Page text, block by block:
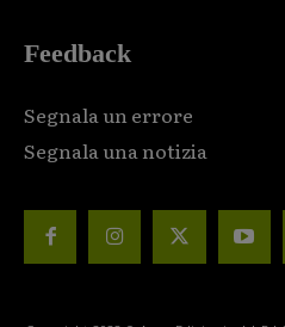
Feedback
Segnala un errore
Segnala una notizia